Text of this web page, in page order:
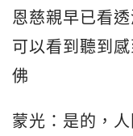
恩慈親早已看
可以看到聽到
佛
蒙光：是的，